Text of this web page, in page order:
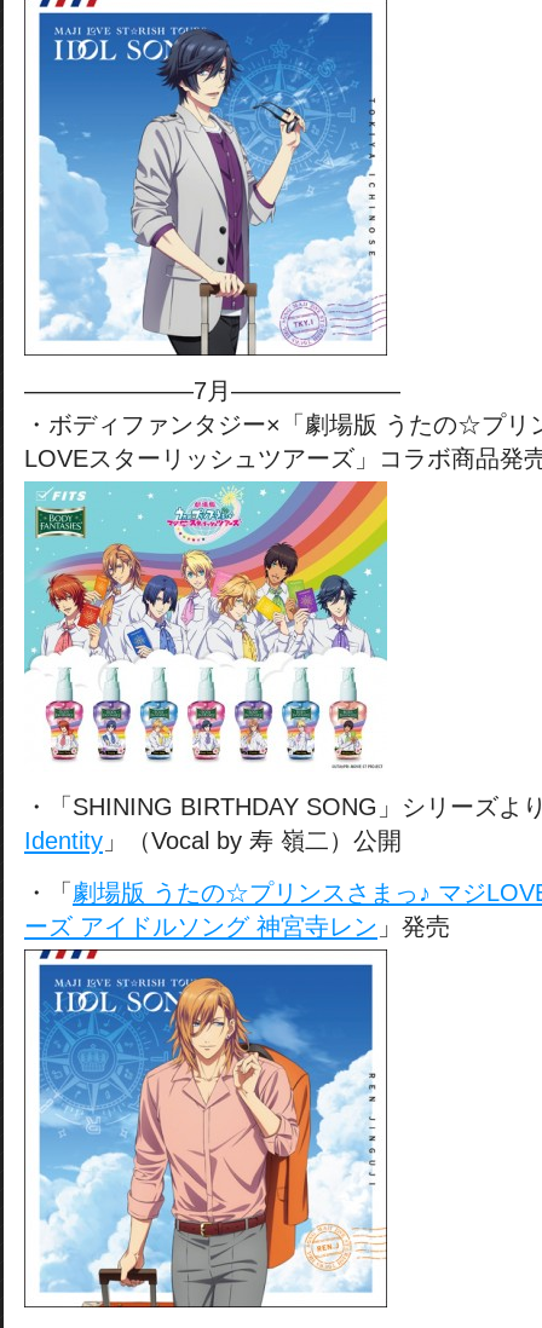
———————7月———————
・ボディファンタジー×「劇場版 うたの☆プリ
LOVEスターリッシュツアーズ」コラボ商品発
・「SHINING BIRTHDAY SONG」シリーズよ
Identity 」（Vocal by 寿 嶺二）公開
・「 劇場版 うたの☆プリンスさまっ♪ マジ
ーズ アイドルソング 神宮寺レン 」発売